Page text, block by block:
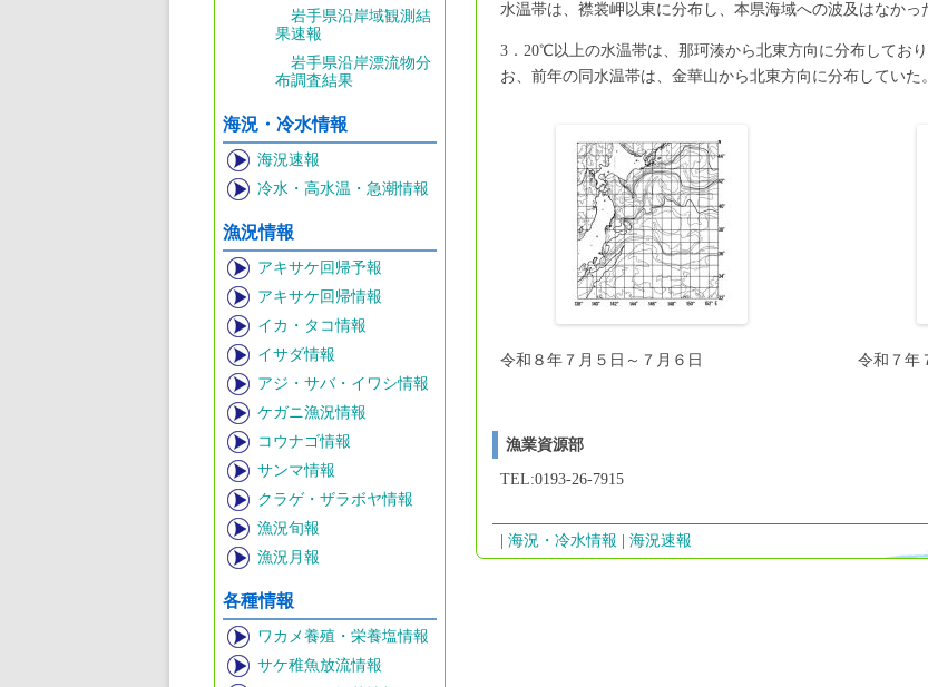
岩手県沿岸域観測結
果速報
岩手県沿岸漂流物分
布調査結果
海況・冷水情報
海況速報
冷水・高水温・急潮情報
漁況情報
アキサケ回帰予報
アキサケ回帰情報
イカ・タコ情報
イサダ情報
アジ・サバ・イワシ情報
ケガニ漁況情報
コウナゴ情報
サンマ情報
クラゲ・ザラボヤ情報
漁況旬報
漁況月報
各種情報
ワカメ養殖・栄養塩情報
サケ稚魚放流情報
水温帯は、襟裳岬以東に分布し、本県海域への波及はなかっ
3．20℃以上の水温帯は、那珂湊から北東方向に分布してお
お、前年の同水温帯は、金華山から北東方向に分布していた。
令和８年７月５日～７月６日 令和７年
漁業資源部
TEL:0193-26-7915
海況・冷水情報 海況速報